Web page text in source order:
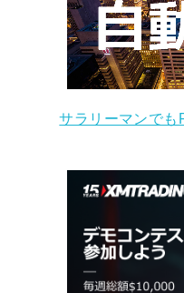
サラリーマンでも